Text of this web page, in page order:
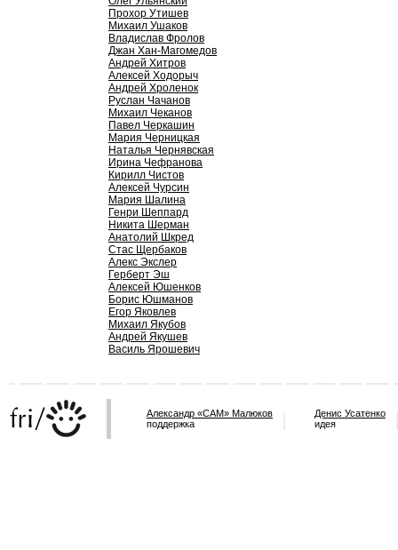
Прохор Утишев
Михаил Ушаков
Владислав Фролов
Джан Хан-Магомедов
Андрей Хитров
Алексей Ходорыч
Андрей Хроленок
Руслан Чачанов
Михаил Чеканов
Павел Черкашин
Мария Черницкая
Наталья Чернявская
Ирина Чефранова
Кирилл Чистов
Алексей Чурсин
Мария Шалина
Генри Шеппард
Никита Шерман
Анатолий Шкред
Стас Щербаков
Алекс Экслер
Герберт Эш
Алексей Юшенков
Борис Юшманов
Егор Яковлев
Михаил Якубов
Андрей Якушев
Василь Ярошевич
Александр «САМ» Малюков
поддержка
Денис Усатенко
идея